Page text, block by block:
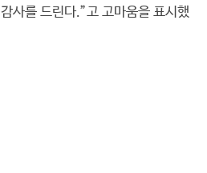
사를 드린다.”고 고마움을 표시했